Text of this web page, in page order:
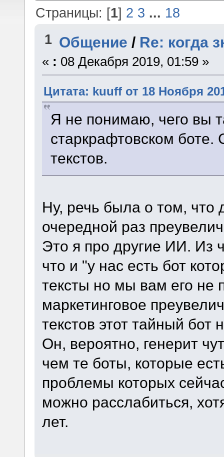
Страницы: [1] 2 3 ... 18
1 Общение / Re: когда
« : 08 Декабря 2019, 01:59 »
Цитата: kuuff от 18 Ноября
Я не понимаю, чего вы
старкрафтовском боте.
текстов.
Ну, речь была о том, что
очередной раз
Это я про другие ИИ. Из
что и "у нас есть бот
тексты но мы вам его не
маркетинговое
текстов этот тайный бот
Он, вероятно, генерит
чем те боты, которые
проблемы которых
можно расслабиться,
лет.